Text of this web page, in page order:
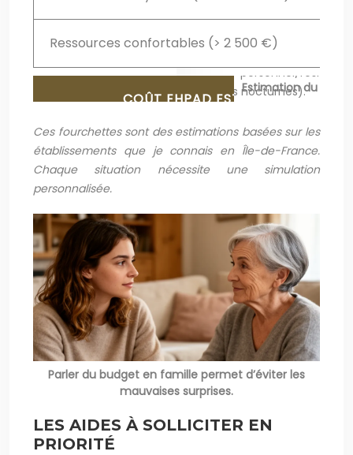
Estimation du
Ressources confortables (> 2 500 €)
Ces fourchettes sont des estimations basées sur les
établissements que je connais en Île-de-France.
Chaque situation nécessite une simulation
personnalisée.
Parler du budget en famille permet d’éviter les
mauvaises surprises.
LES AIDES À SOLLICITER EN
PRIORITÉ